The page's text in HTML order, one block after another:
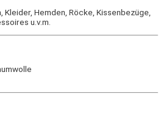
Hemden, Röcke, Kissenbezüge,
u.v.m.